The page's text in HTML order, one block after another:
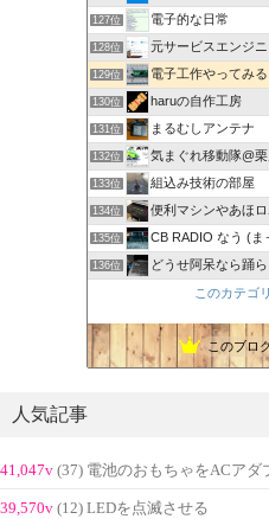
127位 電子的な日常
128位 元サービスエンジ
129位 電子工作やってみる
130位 haruの自作工房
131位 まるむしアンテナ
132位 気まぐれ移動隊@栗原
133位 組込み技術の部屋
134位 便利マシンやあほロ
135位 CB RADIO なう (ま
136位 どうせ阿呆なら踊
このカテゴ
このブロ
人気記事
41,047v (37) 電池のおもちゃをACアダ
39,570v (12) LEDを点滅させる